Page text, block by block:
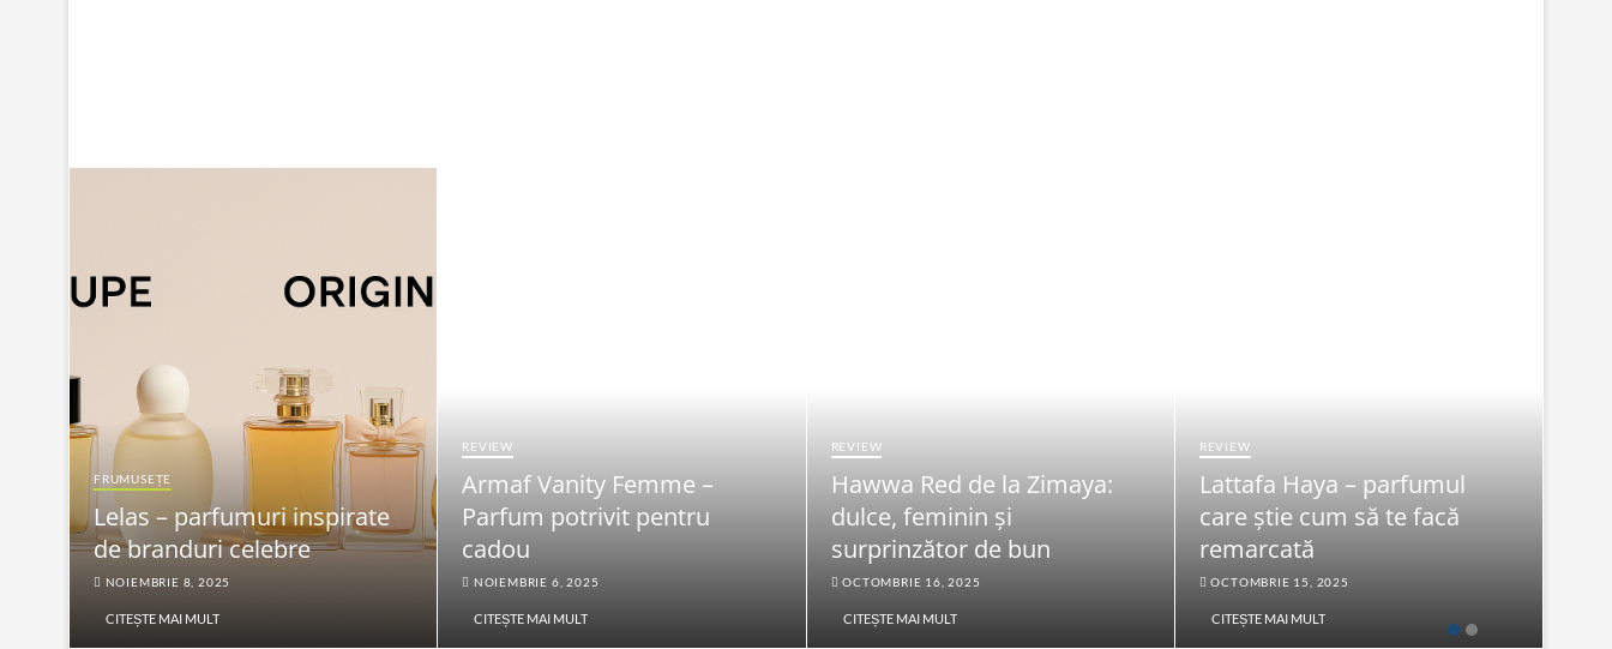
FRUMUSEȚE
Lelas – parfumuri inspirate
de branduri celebre
NOIEMBRIE 8, 2025
CITEȘTE MAI MULT
REVIEW
Armaf Vanity Femme –
Parfum potrivit pentru
cadou
NOIEMBRIE 6, 2025
CITEȘTE MAI MULT
REVIEW
Hawwa Red de la Zimaya:
dulce, feminin și
surprinzător de bun
OCTOMBRIE 16, 2025
CITEȘTE MAI MULT
REVIEW
Lattafa Haya – parfumul
care știe cum să te facă
remarcată
OCTOMBRIE 15, 2025
CITEȘTE MAI MULT